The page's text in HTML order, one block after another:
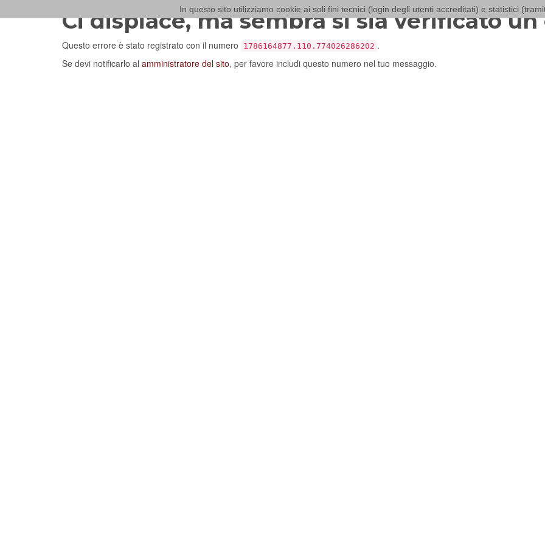
In questo sito utilizziamo cookie ai soli fini tecnici (login degli utenti accreditati) e statistici
Ci dispiace, ma sembra si sia verificato
Questo errore è stato registrato con il numero 1786164877.110.774026286202 .
Se devi notificarlo al amministratore del sito, per favore includi questo numero nel tuo messaggio.